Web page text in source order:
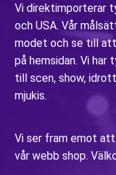
Vi direktimporterar
och USA. Vår
modet och se till
på hemsidan. Vi
till scen, show,
mjukis.
Vi ser fram emot att
vår webb shop.